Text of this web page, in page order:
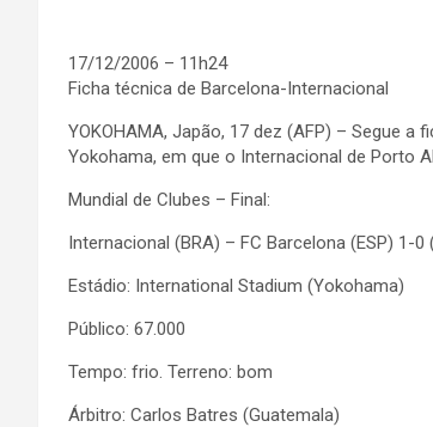
17/12/2006 – 11h24
Ficha técnica de Barcelona-Internacional
YOKOHAMA, Japão, 17 dez (AFP) – Segue
Yokohama, em que o Internacional de Porto
Mundial de Clubes – Final:
Internacional (BRA) – FC Barcelona (ESP) 1-0
Estádio: International Stadium (Yokohama)
Público: 67.000
Tempo: frio. Terreno: bom
Árbitro: Carlos Batres (Guatemala)